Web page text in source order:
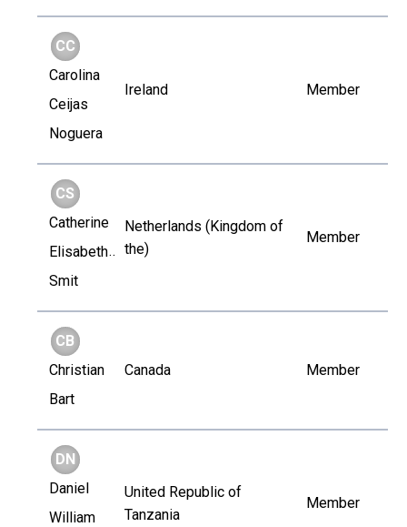
CC
Carolina
Ceijas
Noguera
Ireland Member
CS
Catherine
Elisabeth
Smit
Netherlands (Kingdom of
the)
Member
CB
Christian
Bart
Canada Member
DN
Daniel
William
United Republic of
Tanzania
Member